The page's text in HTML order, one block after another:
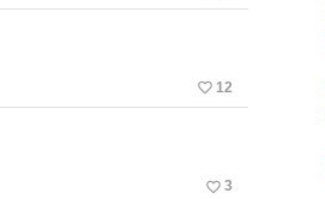
favorite_border 12
favorite_border 3